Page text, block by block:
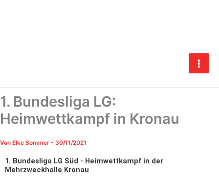
1. Bundesliga LG:
Heimwettkampf in Kronau
Von Elke Sommer - 30/11/2021
1. Bundesliga LG Süd - Heimwettkampf in der
Mehrzweckhalle Kronau